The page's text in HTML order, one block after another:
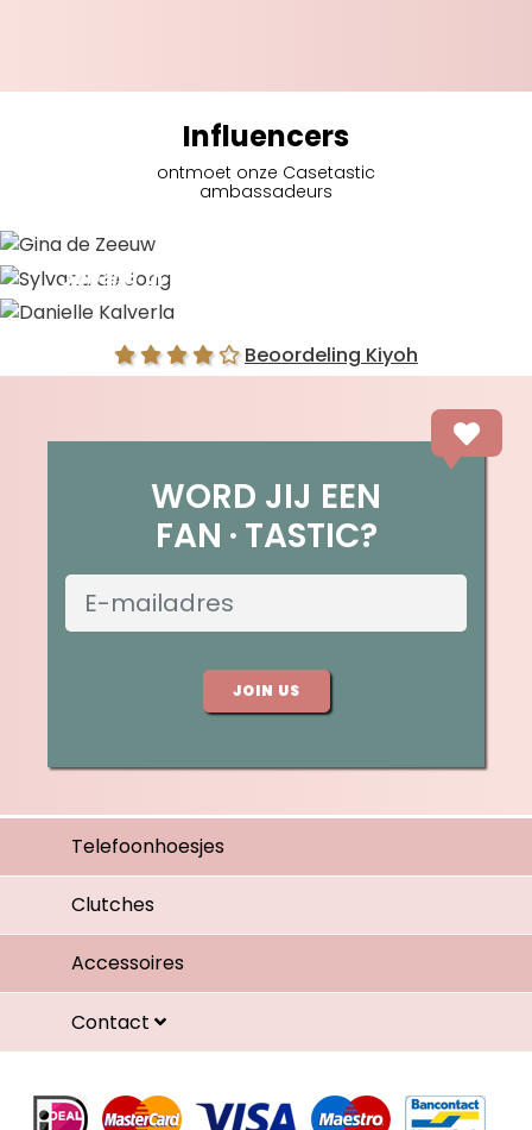
Influencers
ontmoet onze Casetastic
ambassadeurs
Sylvana de Jong
Beoordeling Kiyoh
WORD JIJ EEN
FAN TASTIC?
JOIN US
Telefoonhoesjes
Clutches
Accessoires
Contact